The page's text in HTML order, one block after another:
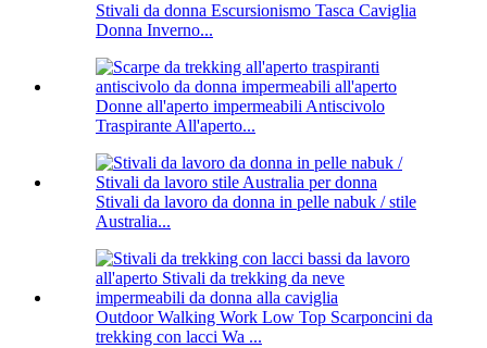
Stivali da donna Escursionismo Tasca Caviglia
Donna Inverno...
Donne all'aperto impermeabili Antiscivolo
Traspirante All'aperto...
Stivali da lavoro da donna in pelle nabuk / stile
Australia...
Outdoor Walking Work Low Top Scarponcini da
trekking con lacci Wa ...